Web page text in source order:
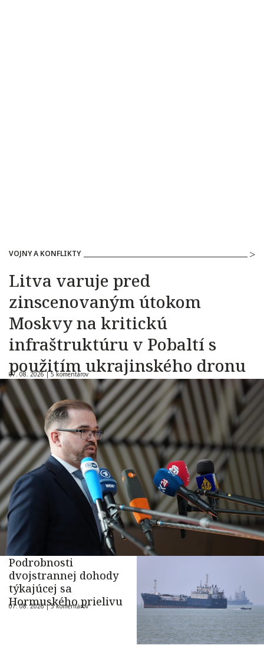
VOJNY A KONFLIKTY
Litva varuje pred
zinscenovaným útokom
Moskvy na kritickú
infraštruktúru v Pobaltí s
použitím ukrajinského dronu
07. 08. 2026 |5 komentárov
Podrobnosti
dvojstrannej dohody
týkajúcej sa
Hormuského prielivu
07. 08. 2026 |5 komentárov